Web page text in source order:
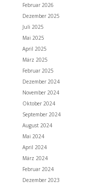
Februar 2026
Dezember 2025
Juli 2025
Mai 2025
April 2025
März 2025
Februar 2025
Dezember 2024
November 2024
Oktober 2024
September 2024
August 2024
Mai 2024
April 2024
März 2024
Februar 2024
Dezember 2023